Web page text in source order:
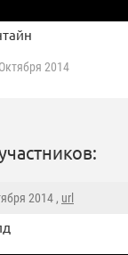
2014
2014 , url